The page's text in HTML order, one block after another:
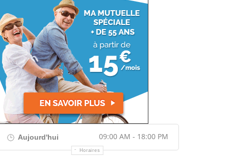
Aujourd'hui 09:00 AM - 18:00 PM
Horaires